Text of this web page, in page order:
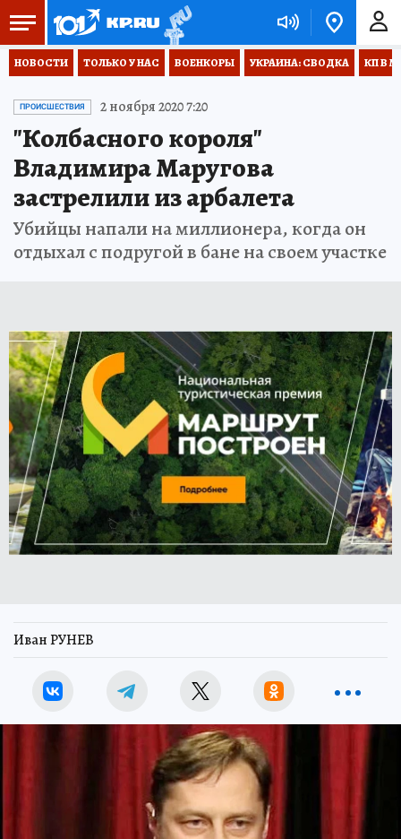
НОВОСТИ ТОЛЬКО У НАС ВОЕНКОРЫ УКРАИНА: СВОДКА КП В
ПРОИСШЕСТВИЯ 2 ноября 2020 7:20
"Колбасного короля"
Владимира Маругова
застрелили из арбалета
Убийцы напали на миллионера, когда он
отдыхал с подругой в бане на своем участке
Иван РУНЕВ